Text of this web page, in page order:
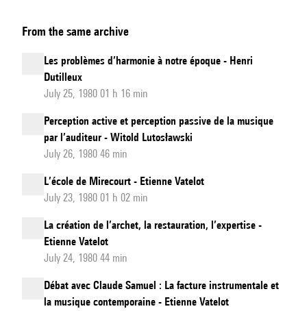
From the same archive
Les problèmes d’harmonie à notre époque - Henri
Dutilleux
July 25, 1980 01 h 16 min
Perception active et perception passive de la musique
par l’auditeur - Witold Lutosławski
July 26, 1980 46 min
L’école de Mirecourt - Etienne Vatelot
July 23, 1980 01 h 02 min
La création de l’archet, la restauration, l’expertise -
Etienne Vatelot
July 24, 1980 44 min
Débat avec Claude Samuel : La facture instrumentale et
la musique contemporaine - Etienne Vatelot